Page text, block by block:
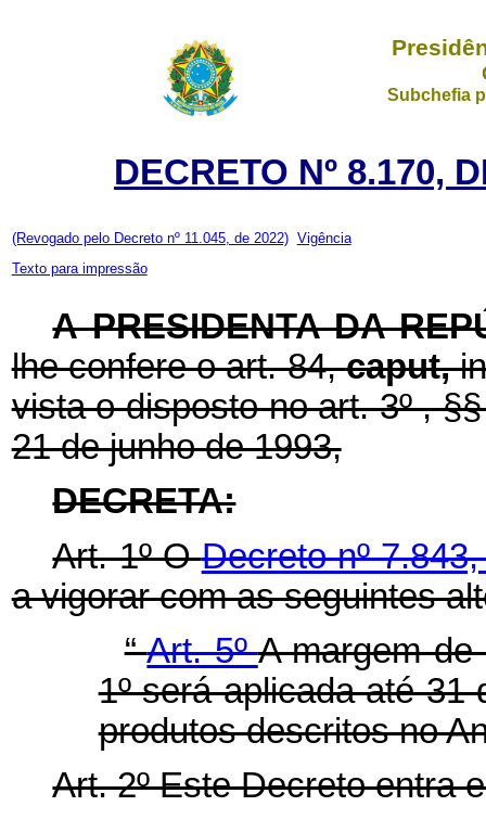
Subchefia
DECRETO Nº 8.170,
(Revogado pelo Decreto nº 11.045, de 2022) Vigência
Texto para impressão
A PRESIDENTA DA
lhe confere o art. 84,caput,
vista o disposto no art. 3º ,
21 de junho de 1993,
DECRETA:
Art. 1º ODecreto nº
a vigorar com as seguintes
“Art. 5ºA margem
1º será aplicada até 31
produtos descritos no
Art. 2º Este Decreto entra